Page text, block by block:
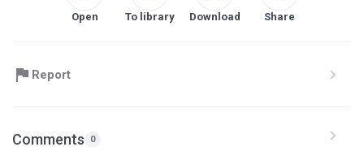
Open To library Download Share
Report
Comments 0